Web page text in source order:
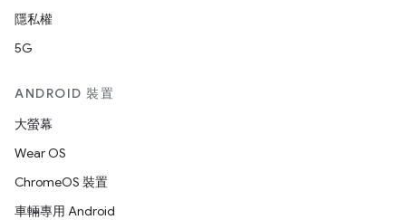
隱私權
5G
ANDROID 裝置
大螢幕
Wear OS
ChromeOS 裝置
車輛專用 Android